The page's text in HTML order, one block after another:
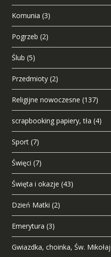
Komunia (3)
Pogrzeb (2)
Ślub (5)
Przedmioty (2)
Religijne nowoczesne (137)
scrapbooking papiery, tła (4)
Sport (7)
Święci (7)
Święta i okazje (43)
Dzień Matki (2)
Emerytura (3)
Gwiazdka, choinka, Św. Mikołaj